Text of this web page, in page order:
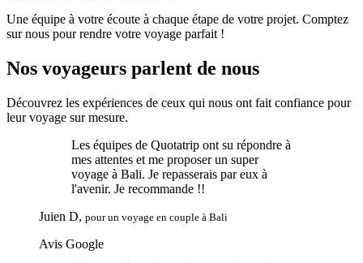
Une équipe à votre écoute à chaque étape de votre projet. Comptez
sur nous pour rendre votre voyage parfait !
Nos voyageurs parlent de nous
Découvrez les expériences de ceux qui nous ont fait confiance pour
leur voyage sur mesure.
Les équipes de Quotatrip ont su répondre à
mes attentes et me proposer un super
voyage à Bali. Je repasserais par eux à
l'avenir. Je recommande !!
Juien D, pour un voyage en couple à Bali
Avis Google